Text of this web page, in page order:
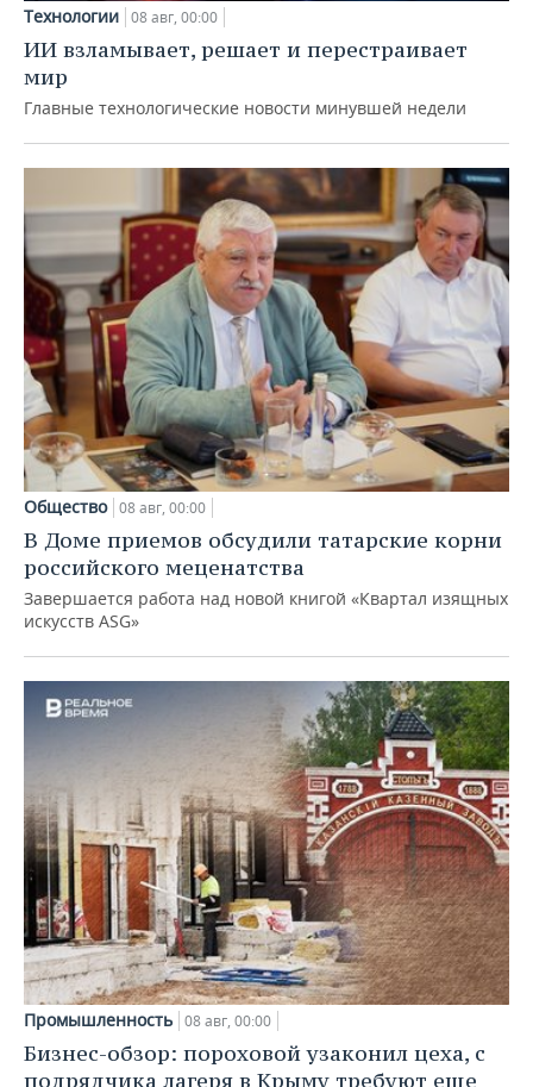
Технологии 08 авг, 00:00
ИИ взламывает, решает и перестраивает
мир
Главные технологические новости минувшей недели
Общество 08 авг, 00:00
В Доме приемов обсудили татарские корни
российского меценатства
Завершается работа над новой книгой «Квартал изящных
искусств ASG»
Промышленность 08 авг, 00:00
Бизнес-обзор: пороховой узаконил цеха, с
подрядчика лагеря в Крыму требуют еще